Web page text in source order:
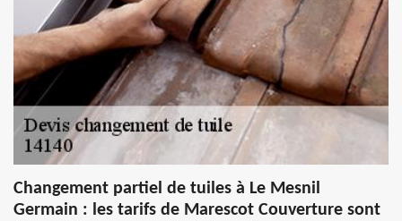
Changement partiel de tuiles à Le Mesnil
Germain : les tarifs de Marescot Couverture sont